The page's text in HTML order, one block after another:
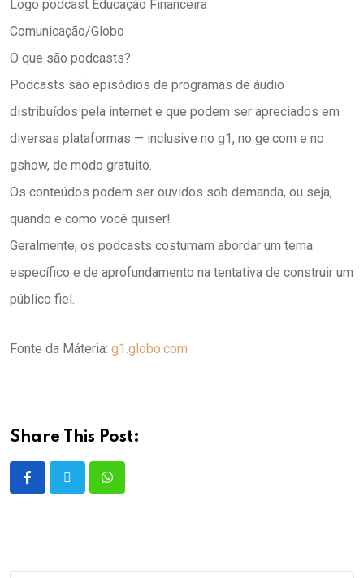
Logo podcast Educação Financeira
Comunicação/Globo
O que são podcasts?
Podcasts são episódios de programas de áudio
distribuídos pela internet e que podem ser apreciados em
diversas plataformas — inclusive no g1, no ge.com e no
gshow, de modo gratuito.
Os conteúdos podem ser ouvidos sob demanda, ou seja,
quando e como você quiser!
Geralmente, os podcasts costumam abordar um tema
específico e de aprofundamento na tentativa de construir um
público fiel.
Fonte da Máteria: g1.globo.com
Share This Post: